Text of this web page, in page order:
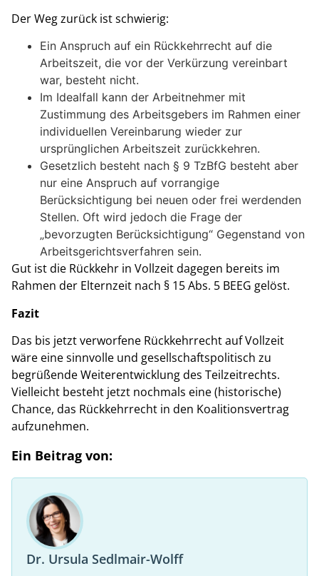
Der Weg zurück ist schwierig:
Ein Anspruch auf ein Rückkehrrecht auf die
Arbeitszeit, die vor der Verkürzung vereinbart
war, besteht nicht.
Im Idealfall kann der Arbeitnehmer mit
Zustimmung des Arbeitsgebers im Rahmen einer
individuellen Vereinbarung wieder zur
ursprünglichen Arbeitszeit zurückkehren.
Gesetzlich besteht nach § 9 TzBfG besteht aber
nur eine Anspruch auf vorrangige
Berücksichtigung bei neuen oder frei werdenden
Stellen. Oft wird jedoch die Frage der
„bevorzugten Berücksichtigung“ Gegenstand von
Arbeitsgerichtsverfahren sein.
Gut ist die Rückkehr in Vollzeit dagegen bereits im
Rahmen der Elternzeit nach § 15 Abs. 5 BEEG gelöst.
Fazit
Das bis jetzt verworfene Rückkehrrecht auf Vollzeit
wäre eine sinnvolle und gesellschaftspolitisch zu
begrüßende Weiterentwicklung des Teilzeitrechts.
Vielleicht besteht jetzt nochmals eine (historische)
Chance, das Rückkehrrecht in den Koalitionsvertrag
aufzunehmen.
Ein Beitrag von:
Dr. Ursula Sedlmair-Wolff